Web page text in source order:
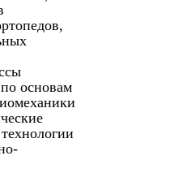
основам